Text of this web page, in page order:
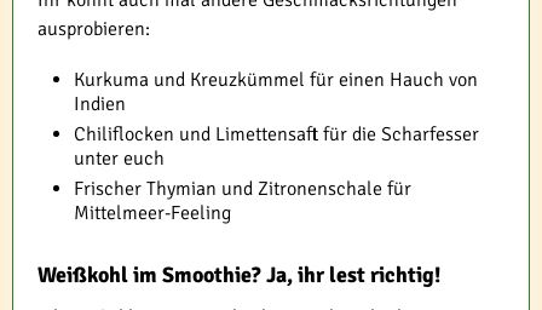
ausprobieren:
Kurkuma und Kreuzkümmel für einen Hauch von
Indien
Chiliflocken und Limettensaft für die Scharfesser
unter euch
Frischer Thymian und Zitronenschale für
Mittelmeer-Feeling
Weißkohl im Smoothie? Ja, ihr lest richtig!